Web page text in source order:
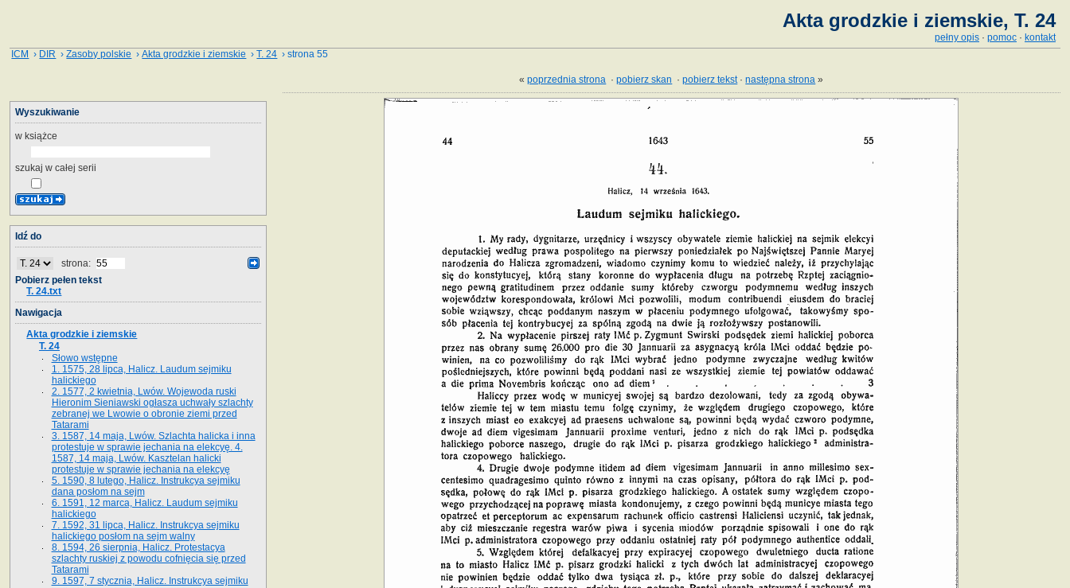
Akta grodzkie i ziemskie, T. 24
pełny opis · pomoc · kontakt
ICM › DIR ›Zasoby polskie ›Akta grodzkie i ziemskie ›T. 24 › strona 55
«poprzednia strona ·pobierz skan ·pobierz tekst·następna strona »
Wyszukiwanie
w książce
szukaj w całej serii
Idź do
strona:
Pobierz pełen tekst
T. 24.txt
Nawigacja
Akta grodzkie i ziemskie
T. 24
Słowo wstępne
1. 1575, 28 lipca, Halicz. Laudum sejmiku
halickiego
2. 1577, 2 kwietnia, Lwów. Wojewoda ruski
Hieronim Sieniawski ogłasza uchwały szlachty
zebranej we Lwowie o obronie ziemi przed
Tatarami
3. 1587, 14 maja, Lwów. Szlachta halicka i inna
protestuje w sprawie jechania na elekcyę. 4.
1587, 14 maja, Lwów. Kasztelan halicki
protestuje w sprawie jechania na elekcyę
5. 1590, 8 lutego, Halicz. Instrukcya sejmiku
dana posłom na sejm
6. 1591, 12 marca, Halicz. Laudum sejmiku
halickiego
7. 1592, 31 lipca, Halicz. Instrukcya sejmiku
halickiego posłom na sejm walny
8. 1594, 26 sierpnia, Halicz. Protestacya
szlachty ruskiej z powodu cofnięcia się przed
Tatarami
9. 1597, 7 stycznia, Halicz. Instrukcya sejmiku